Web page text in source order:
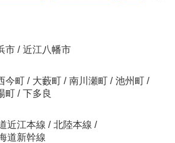
市 / 近江八幡市
今町 / 大藪町 / 南川瀬町 / 池州町 /
町 / 下多良
近江本線 / 北陸本線 /
道新幹線